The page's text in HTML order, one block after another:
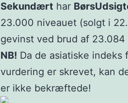
Sekundært har
23.000 niveauet (solgt i
gevinst ved brud af
NB! Da de asiatiske
vurdering er skrevet, kan
er ikke bekræftede!